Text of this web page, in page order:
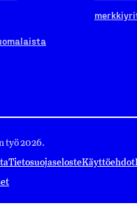
työ 2026.
TietosuojaselosteKäyttöehdot